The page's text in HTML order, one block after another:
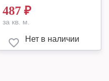
487 ₽
за кв. м.
Нет в наличии